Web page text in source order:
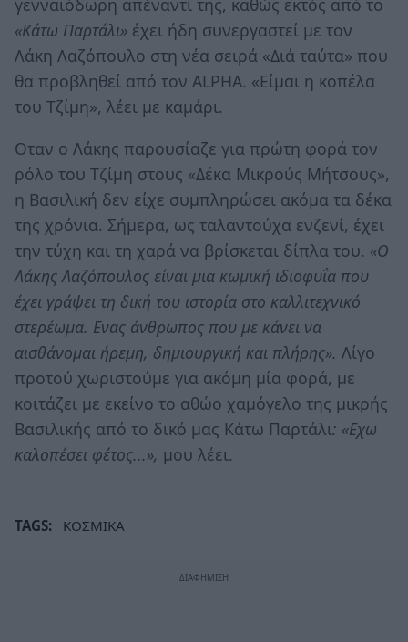
γενναιόδωρη απέναντί της, καθώς εκτός από το
«Κάτω Παρτάλι» έχει ήδη συνεργαστεί με τον
Λάκη Λαζόπουλο στη νέα σειρά «Διά ταύτα» που
θα προβληθεί από τον ALPHA. «Είμαι η κοπέλα
του Τζίμη», λέει με καμάρι.
Οταν ο Λάκης παρουσίαζε για πρώτη φορά τον
ρόλο του Τζίμη στους «Δέκα Μικρούς Μήτσους»,
η Βασιλική δεν είχε συμπληρώσει ακόμα τα δέκα
της χρόνια. Σήμερα, ως ταλαντούχα ενζενί, έχει
την τύχη και τη χαρά να βρίσκεται δίπλα του. «Ο
Λάκης Λαζόπουλος είναι μια κωμική ιδιοφυΐα που
έχει γράψει τη δική του ιστορία στο καλλιτεχνικό
στερέωμα. Ενας άνθρωπος που με κάνει να
αισθάνομαι ήρεμη, δημιουργική και πλήρης». Λίγο
προτού χωριστούμε για ακόμη μία φορά, με
κοιτάζει με εκείνο το αθώο χαμόγελο της μικρής
Βασιλικής από το δικό μας Κάτω Παρτάλι: «Εχω
καλοπέσει φέτος...», μου λέει.
TAGS: ΚΟΣΜΙΚΑ